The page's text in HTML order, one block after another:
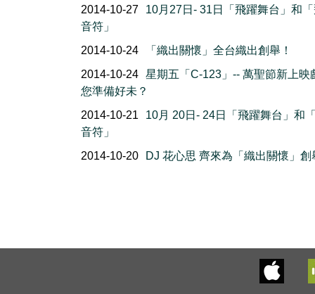
2014-10-27
10月27日- 31日「飛躍舞台」和
音符」
2014-10-24
「織出關懷」全台織出創舉！
2014-10-24 星期五「C-123」-- 萬聖節新上映
您準備好未？
2014-10-21
10月 20日- 24日「飛躍舞台」和
音符」
2014-10-20
DJ 花心思 齊來為「織出關懷」創